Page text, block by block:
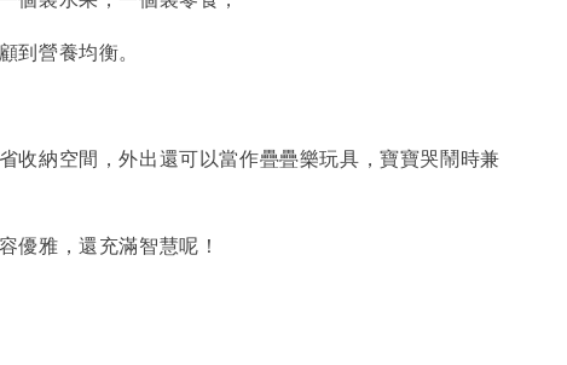
到營養均衡。
收納空間，外出還可以當作疊疊樂玩具，寶寶哭鬧時兼
優雅，還充滿智慧呢！